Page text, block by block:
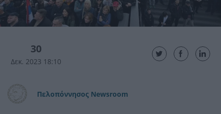
30
Δεκ. 2023 18:10
Πελοπόννησος Newsroom